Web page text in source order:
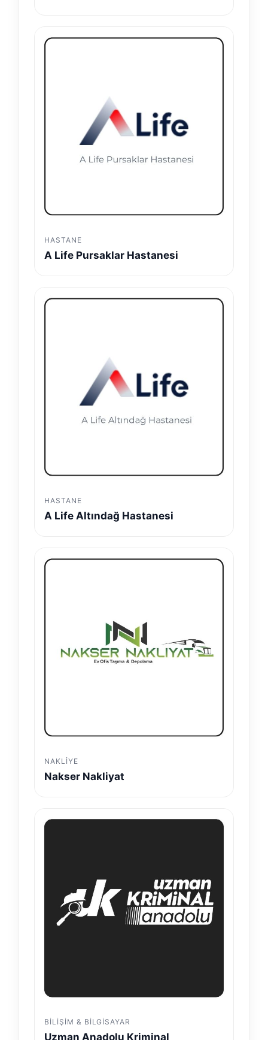
HASTANE
A Life Pursaklar Hastanesi
HASTANE
A Life Altındağ Hastanesi
NAKLIYE
Nakser Nakliyat
BILIŞIM & BILGISAYAR
Uzman Anadolu Kriminal